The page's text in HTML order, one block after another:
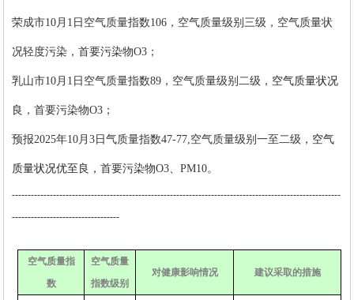
荣成市10月 1 日 空气质量指数106， 空气质量级别三级，空气质量状
况轻度污染 ，首要污染物O3 ；
乳山市10月 1 日 空气质量指数89， 空气质量级别二级 ，空气质量状况
良 ，首要污染物O3 ；
预报2025年10月3 日气质量指数47-77,空气质量级别一至二级 ，空气
质量状况优至良 ，首要污染物O3、PM10。
--------------------------------------------------------------------------------------------------------
----------------------------------
空气质量指
数
空气质量
指数级别
对健康影响情况 建议采取的措施